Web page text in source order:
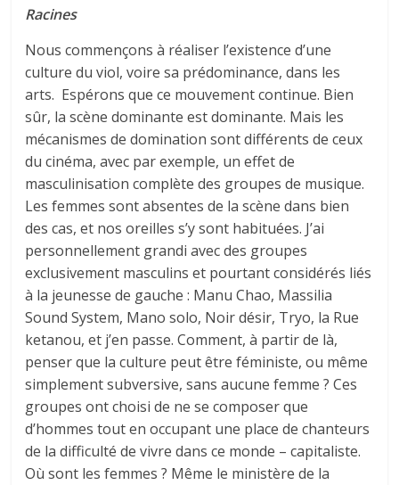
Racines
Nous commençons à réaliser l’existence d’une
culture du viol, voire sa prédominance, dans les
arts. Espérons que ce mouvement continue. Bien
sûr, la scène dominante est dominante. Mais les
mécanismes de domination sont différents de ceux
du cinéma, avec par exemple, un effet de
masculinisation complète des groupes de musique.
Les femmes sont absentes de la scène dans bien
des cas, et nos oreilles s’y sont habituées. J’ai
personnellement grandi avec des groupes
exclusivement masculins et pourtant considérés liés
à la jeunesse de gauche : Manu Chao, Massilia
Sound System, Mano solo, Noir désir, Tryo, la Rue
ketanou, et j’en passe. Comment, à partir de là,
penser que la culture peut être féministe, ou même
simplement subversive, sans aucune femme ? Ces
groupes ont choisi de ne se composer que
d’hommes tout en occupant une place de chanteurs
de la difficulté de vivre dans ce monde – capitaliste.
Où sont les femmes ? Même le ministère de la